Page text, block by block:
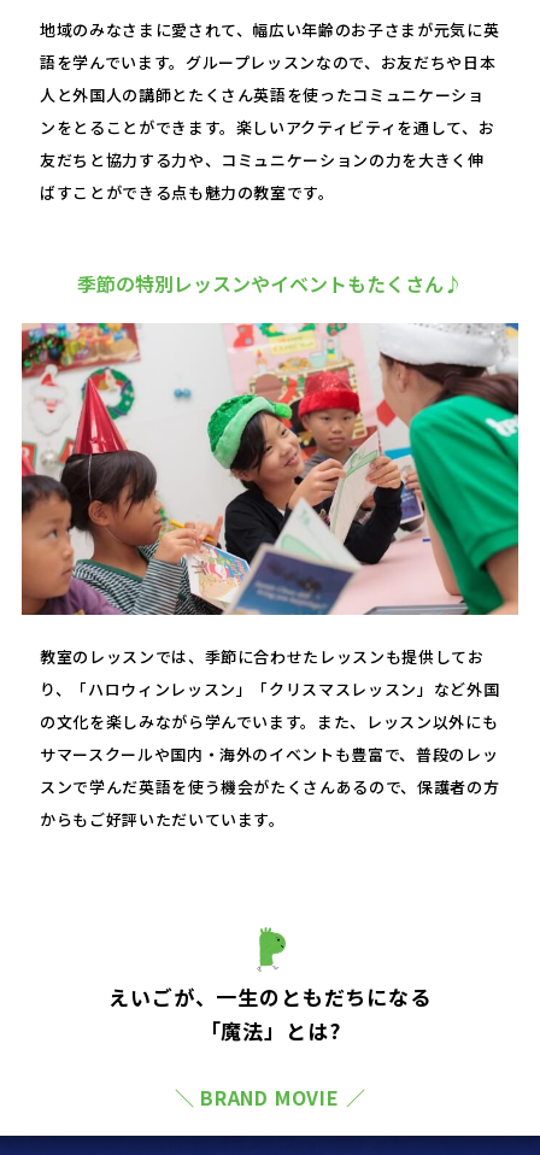
地域のみなさまに愛されて、幅広い年齢のお子さまが元気に英
語を学んでいます。グループレッスンなので、お友だちや日本
人と外国人の講師とたくさん英語を使ったコミュニケーショ
ンをとることができます。楽しいアクティビティを通して、お
友だちと協力する力や、コミュニケーションの力を大きく伸
ばすことができる点も魅力の教室です。
季節の特別レッスンやイベントもたくさん♪
教室のレッスンでは、季節に合わせたレッスンも提供してお
り、「ハロウィンレッスン」「クリスマスレッスン」など外国
の文化を楽しみながら学んでいます。また、レッスン以外にも
サマースクールや国内・海外のイベントも豊富で、普段のレッ
スンで学んだ英語を使う機会がたくさんあるので、保護者の方
からもご好評いただいています。
えいごが、一生のともだちになる
「魔法」とは?
＼ BRAND MOVIE ／